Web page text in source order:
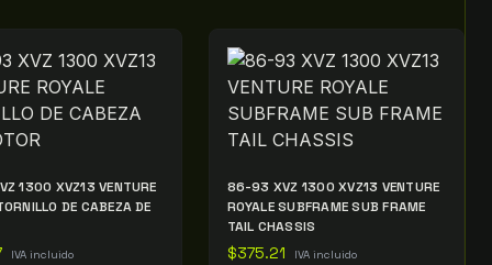
1300 XVZ13 VENTURE
DE CABEZA DE
IVA incluido
86-93 XVZ 1300 XVZ13 VENTURE
ROYALE SUBFRAME SUB FRAME
TAIL CHASSIS
$375.21 IVA incluido